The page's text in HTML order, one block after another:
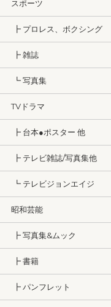
スポーツ
┣ プロレス、ボクシング
┣ 雑誌
┗ 写真集
TVドラマ
┣ 台本●ポスター 他
┣ テレビ雑誌/写真集他
┗ テレビジョンエイジ
昭和芸能
┣ 写真集&ムック
┣ 書籍
┣ パンフレット